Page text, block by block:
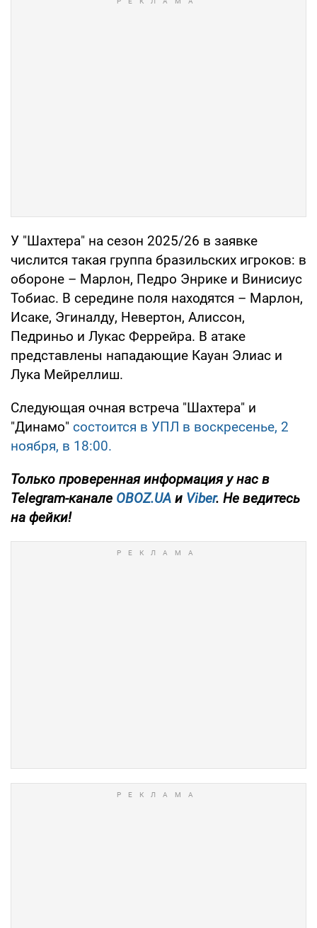
У "Шахтера" на сезон 2025/26 в заявке
числится такая группа бразильских игроков: в
обороне – Марлон, Педро Энрике и Винисиус
Тобиас. В середине поля находятся – Марлон,
Исаке, Эгиналду, Невертон, Алиссон,
Педриньо и Лукас Феррейра. В атаке
представлены нападающие Кауан Элиас и
Лука Мейреллиш.
Следующая очная встреча "Шахтера" и
"Динамо" состоится в УПЛ в воскресенье, 2
ноября, в 18:00.
Только проверенная информация у нас в
Telegram-канале OBOZ.UA и Viber. Не ведитесь
на фейки!